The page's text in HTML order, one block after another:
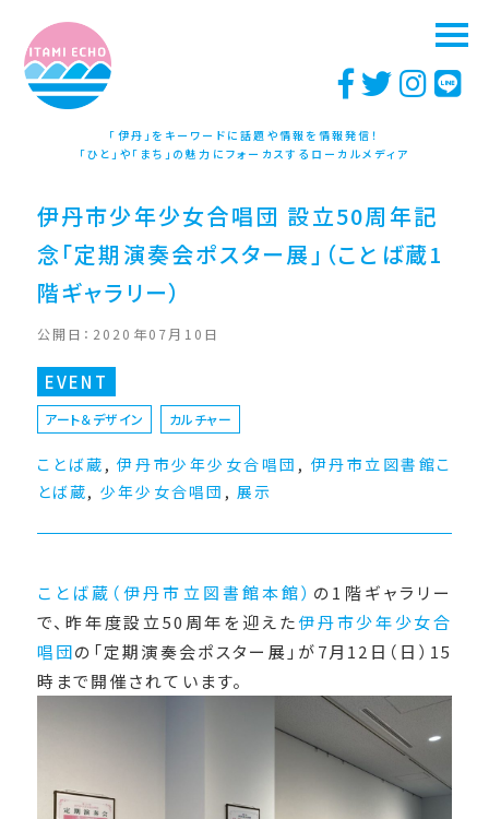
「伊丹」をキーワードに話題や情報を情報発信！
「ひと」や「まち」の魅力にフォーカスするローカルメディア
伊丹市少年少女合唱団 設立50周年記
念「定期演奏会ポスター展」（ことば蔵1
階ギャラリー）
公開日：2020年07月10日
EVENT
アート＆デザイン カルチャー
ことば蔵 ,伊丹市少年少女合唱団 , 伊丹市立図書館こ
とば蔵, 少年少女合唱団 ,展示
ことば蔵（伊丹市立図書館本館） の1階ギャラリー
で、昨年度設立50周年を迎えた伊丹市少年少女合
唱団の「定期演奏会ポスター展」が7月12日（日）15
時まで開催されています。